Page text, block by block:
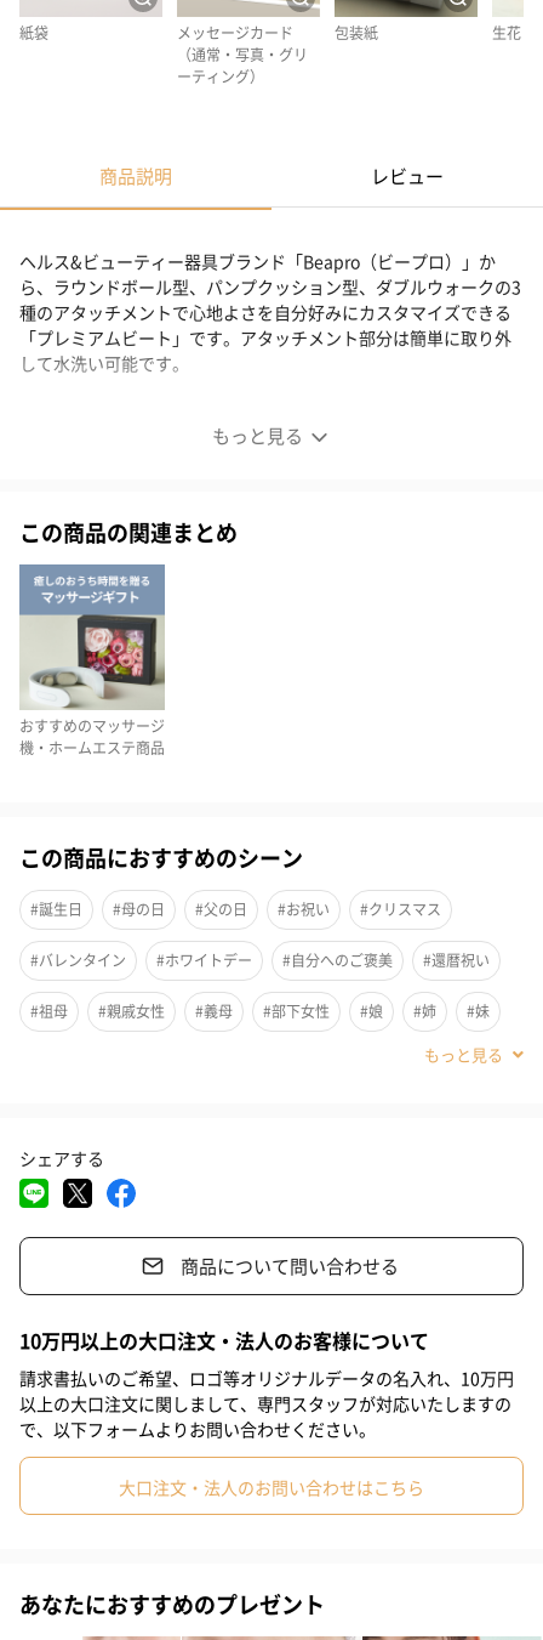
紙袋
メッセージカード
（通常・写真・グリ
ーティング）
包装紙 生花
商品説明 レビュー
もっと見る
ヘルス&ビューティー器具ブランド「Beapro（ビープロ）」か
ら、ラウンドボール型、パンプクッション型、ダブルウォークの3
種のアタッチメントで心地よさを自分好みにカスタマイズできる
「プレミアムビート」です。アタッチメント部分は簡単に取り外
して水洗い可能です。
Beapro17 プレミアムビート
3種のアタッチメントで心地よさを自分好みにカスタマイズできる
人間工学に基づいたデザイン
3つのポイント
3段階振動レベル調整
3種のアタッチメント
この商品の関連まとめ
おすすめのマッサージ
機・ホームエステ商品
この商品におすすめのシーン
#誕生日 #母の日 #父の日 #お祝い #クリスマス
#バレンタイン #ホワイトデー #自分へのご褒美 #還暦祝い
#祖母 #親戚女性 #義母 #部下女性 #娘 #姉 #妹
#母親
#彼氏 #20代前半
#60代 #70代
シェアする
商品について問い合わせる
10万円以上の大口注文・法人のお客様について
請求書払いのご希望、ロゴ等オリジナルデータの名入れ、10万円
以上の大口注文に関しまして、専門スタッフが対応いたしますの
で、以下フォームよりお問い合わせください。
大口注文・法人のお問い合わせはこちら
あなたにおすすめのプレゼント